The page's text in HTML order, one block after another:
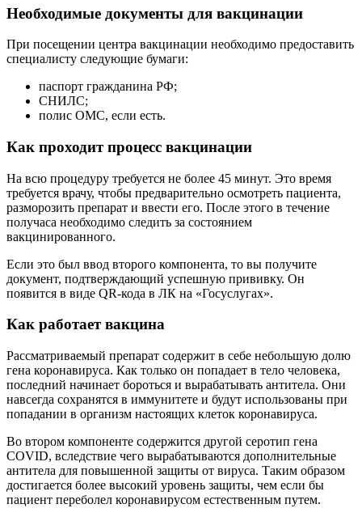
Необходимые документы для вакцинации
При посещении центра вакцинации необходимо предоставить
специалисту следующие бумаги:
паспорт гражданина РФ;
СНИЛС;
полис ОМС, если есть.
Как проходит процесс вакцинации
На всю процедуру требуется не более 45 минут. Это время
требуется врачу, чтобы предварительно осмотреть пациента,
разморозить препарат и ввести его. После этого в течение
получаса необходимо следить за состоянием
вакцинированного.
Если это был ввод второго компонента, то вы получите
документ, подтверждающий успешную прививку. Он
появится в виде QR-кода в ЛК на «Госуслугах».
Как работает вакцина
Рассматриваемый препарат содержит в себе небольшую долю
гена коронавируса. Как только он попадает в тело человека,
последний начинает бороться и вырабатывать антитела. Они
навсегда сохранятся в иммунитете и будут использованы при
попадании в организм настоящих клеток коронавируса.
Во втором компоненте содержится другой серотип гена
COVID, вследствие чего вырабатываются дополнительные
антитела для повышенной защиты от вируса. Таким образом
достигается более высокий уровень защиты, чем если бы
пациент переболел коронавирусом естественным путем.